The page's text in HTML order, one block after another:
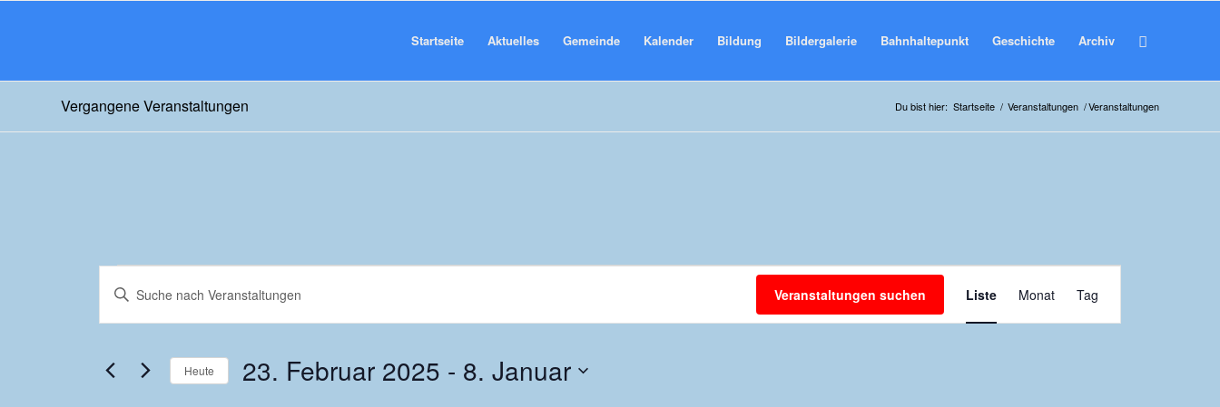
Startseite Aktuelles Gemeinde Kalender Bildung Bildergalerie Bahnhaltepunkt Geschichte Archiv
Vergangene Veranstaltungen Du bist hier: Startseite / Veranstaltungen /Veranstaltungen
Veranstaltungen
Veranstaltungen
Suche
und
Ansichten,
Navigation
Bitte
Schlüsselwort
eingeben.
nach
Veranstaltungen
Veranstaltungen suchen
Veranstaltung
Ansichten-
Liste Monat Tag
Heute 23. Februar 2025 - 8. Januar